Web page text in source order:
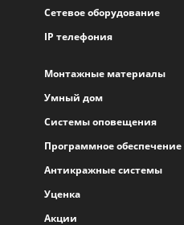
Сетевое оборудование
IP телефония
Монтажные материалы
Умный дом
Системы оповещения
Программное обеспечение
Антикражные системы
Уценка
Акции